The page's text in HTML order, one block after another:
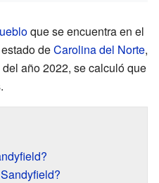
que se encuentra en el
deCarolina del Norte,
año 2022, se calculó que